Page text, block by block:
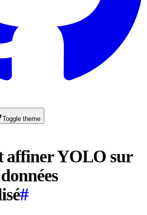
Toggle theme
affiner YOLO sur
#